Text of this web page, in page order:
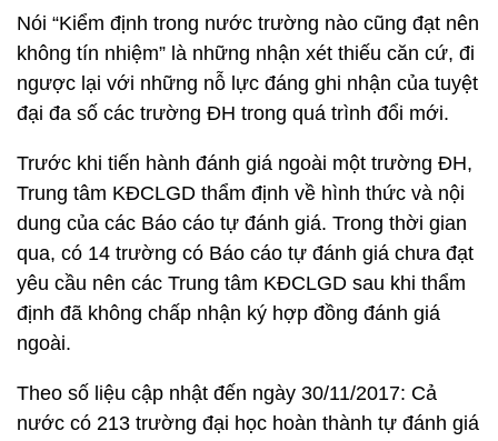
Nói “Kiểm định trong nước trường nào cũng đạt nên
không tín nhiệm” là những nhận xét thiếu căn cứ, đi
ngược lại với những nỗ lực đáng ghi nhận của tuyệt
đại đa số các trường ĐH trong quá trình đổi mới.
Trước khi tiến hành đánh giá ngoài một trường ĐH,
Trung tâm KĐCLGD thẩm định về hình thức và nội
dung của các Báo cáo tự đánh giá. Trong thời gian
qua, có 14 trường có Báo cáo tự đánh giá chưa đạt
yêu cầu nên các Trung tâm KĐCLGD sau khi thẩm
định đã không chấp nhận ký hợp đồng đánh giá
ngoài.
Theo số liệu cập nhật đến ngày 30/11/2017: Cả
nước có 213 trường đại học hoàn thành tự đánh giá